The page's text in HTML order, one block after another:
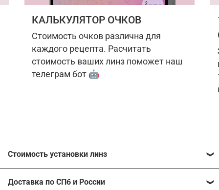
КАЛЬКУЛЯТОР ОЧКОВ
Стоимость очков различна для
каждого рецепта. Расчитать
стоимость ваших линз поможет наш
телеграм бот 🤖
Стоимость установки линз
Расчитать стоимость ваших линз поможет
Доставка по СПб и России